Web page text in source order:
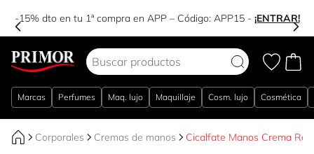
-15% dto en tu 1ª compra en APP – Código: APP15- ¡ENTRAR!
Marcas Perfumes Maq. lujo Maquillaje Cosm. lujo Cosmética
Corporales Cremas de manos Cicalfate Manos Crema